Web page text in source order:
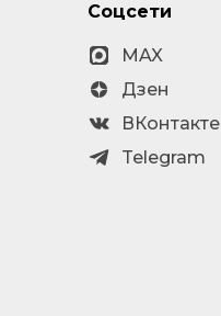
Соцсети
MAX
Дзен
ВКонтакте
Telegram